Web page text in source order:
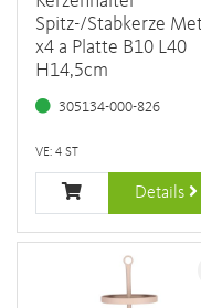
Spitz-/Stabkerze
x4 a Platte B10 L40
H14,5cm
305134-000-826
VE: 4 ST
Details